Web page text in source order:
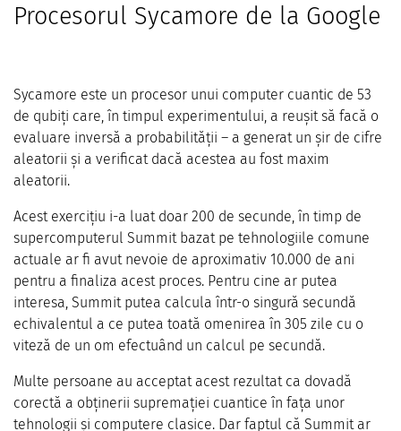
Procesorul Sycamore de la Google
Sycamore este un procesor unui computer cuantic de 53
de qubiți care, în timpul experimentului, a reușit să facă o
evaluare inversă a probabilității – a generat un șir de cifre
aleatorii și a verificat dacă acestea au fost maxim
aleatorii.
Acest exercițiu i-a luat doar 200 de secunde, în timp de
supercomputerul Summit bazat pe tehnologiile comune
actuale ar fi avut nevoie de aproximativ 10.000 de ani
pentru a finaliza acest proces. Pentru cine ar putea
interesa, Summit putea calcula într-o singură secundă
echivalentul a ce putea toată omenirea în 305 zile cu o
viteză de un om efectuând un calcul pe secundă.
Multe persoane au acceptat acest rezultat ca dovadă
corectă a obținerii supremației cuantice în fața unor
tehnologii și computere clasice. Dar faptul că Summit ar